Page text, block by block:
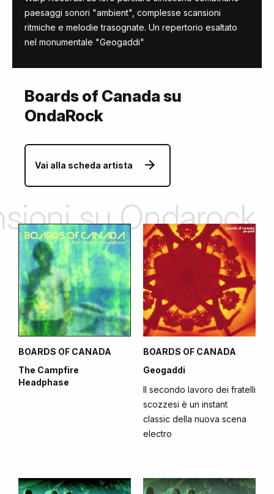
paesaggi sonori "ambient", complesse scansioni
ritmiche e melodie trasognate. Un repertorio esaltato
nel monumentale "Geogaddi"
Boards of Canada su
OndaRock
Vai alla scheda artista
su Ondarock
BOARDS OF CANADA
The Campfire
Headphase
BOARDS OF CANADA
Geogaddi
Il secondo lavoro dei fratelli
scozzesi è un instant
classic della nuova scena
electro